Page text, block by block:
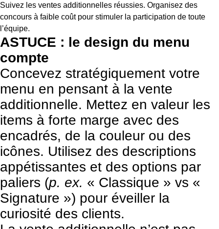
Suivez les ventes additionnelles réussies. Organisez des
concours à faible coût pour stimuler la participation de toute
l’équipe.
ASTUCE : le design du menu
compte
Concevez stratégiquement votre
menu en pensant à la vente
additionnelle. Mettez en valeur les
items à forte marge avec des
encadrés, de la couleur ou des
icônes. Utilisez des descriptions
appétissantes et des options par
paliers (p. ex. « Classique » vs «
Signature ») pour éveiller la
curiosité des clients.